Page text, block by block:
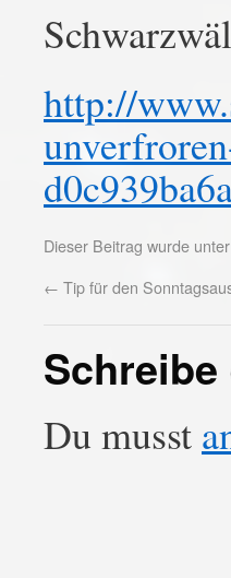
http://
Dieser Beitrag wurde unter
← Tip für den
Du musst